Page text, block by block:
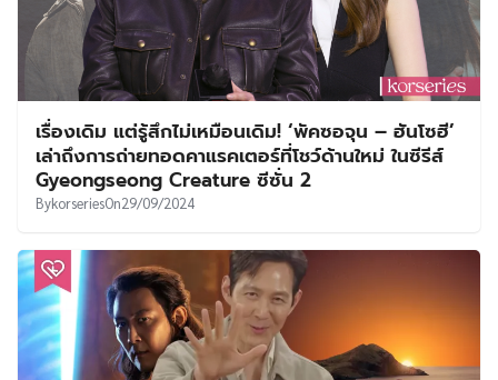
เรื่องเดิม แต่รู้สึกไม่เหมือนเดิม! ‘พัคซอจุน – ฮันโซฮี’
เล่าถึงการถ่ายทอดคาแรคเตอร์ที่โชว์ด้านใหม่ ในซีรีส์
Gyeongseong Creature ซีซั่น 2
BykorseriesOn29/09/2024